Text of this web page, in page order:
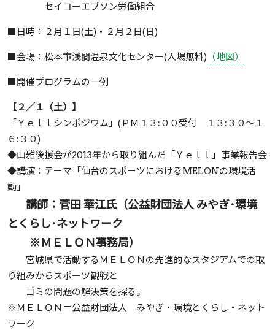
セイコーエプソン労働組合
■日時：２月１日(土)・２月２日(日)
■会場：松本市浅間温泉文化センター(入場無料) （地図）
■開催プログラムの一例
【２／１（土）】
「Ｙｅｌｌシンポジウム」(ＰＭ１３:００受付 １３:３０～１
６:３０)
◆山雅後援会が2013年から取り組んだ「Ｙｅｌｌ」事業報告会
◆講演：テーマ「仙台のスポーツにおけるMELONの環境活
動」
講師：菅田 華江氏（公益財団法人 みやぎ･環境
とくらし･ネットワーク
※ＭＥＬＯＮ事務局）
宮城県で活動するＭＥＬＯＮの先進的なスタジアムでの取
り組みからスポーツ観戦と
ゴミの問題の解決策を探る。
※ＭＥＬＯＮ＝公益財団法人 みやぎ・環境とくらし・ネット
ワーク